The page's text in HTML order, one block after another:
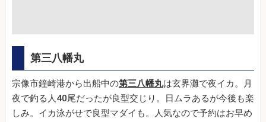
第三八幡丸
宗像市鐘崎港から出船中の第三八幡丸は玄界灘で夜イカ。月
夜で釣る人40尾だったが良型交じり。日ムラあるが今後も楽
しみ。イカ泳がせで良型マダイも。人気なので予約はお早め